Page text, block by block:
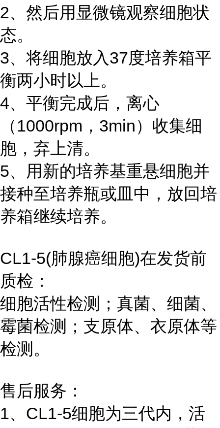
2、然后用显微镜观察细胞状
态。
3、将细胞放入37度培养箱平
衡两小时以上。
4、平衡完成后，离心
（1000rpm，3min）收集细
胞，弃上清。
5、用新的培养基重悬细胞并
接种至培养瓶或皿中，放回培
养箱继续培养。
CL1-5(肺腺癌细胞)在发货前
质检：
细胞活性检测；真菌、细菌、
霉菌检测；支原体、衣原体等
检测。
售后服务：
1、CL1-5细胞为三代内，活